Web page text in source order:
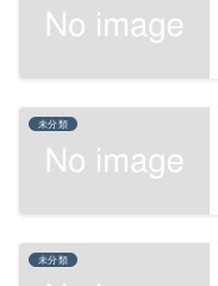
未分類
未分類